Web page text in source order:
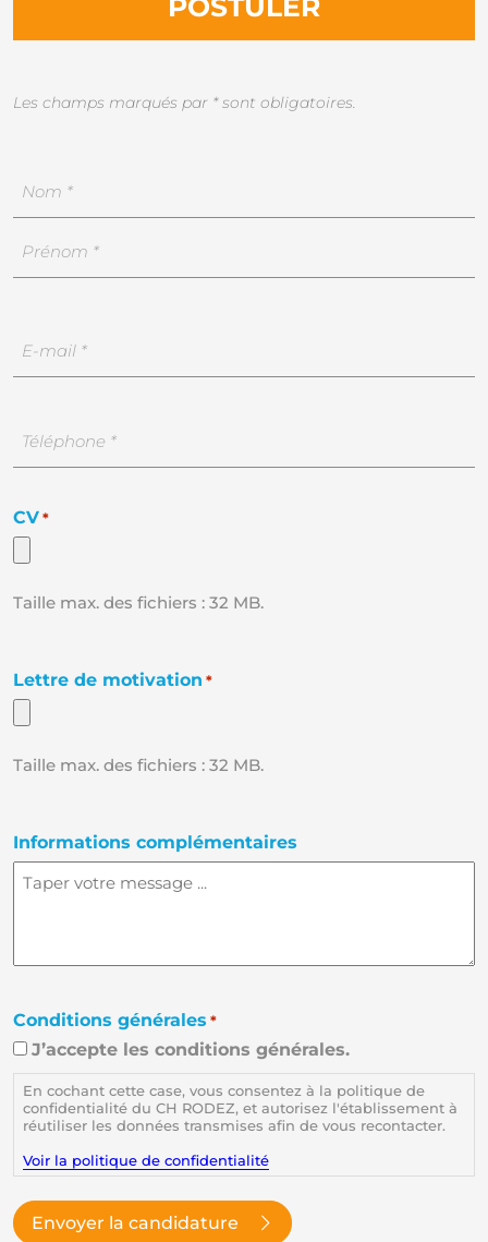
Les champs marqués par * sont obligatoires.
nom
téléphone
CV *
Taille max. des fichiers : 32 MB.
Lettre de motivation *
Taille max. des fichiers : 32 MB.
Informations complémentaires
Conditions générales *
J’accepte les conditions générales.
En cochant cette case, vous consentez à la politique de
confidentialité du CH RODEZ, et autorisez l'établissement à
réutiliser les données transmises afin de vous recontacter.
Voir la politique de confidentialité
Envoyer la candidature